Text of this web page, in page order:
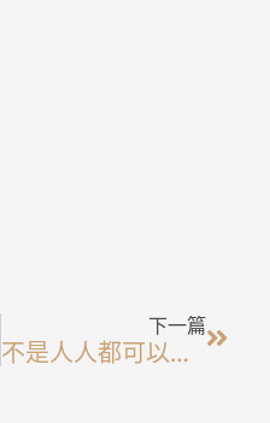
下一篇
不是人人都可以做all-On-4!